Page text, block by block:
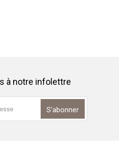
à notre infolettre
S'abonner